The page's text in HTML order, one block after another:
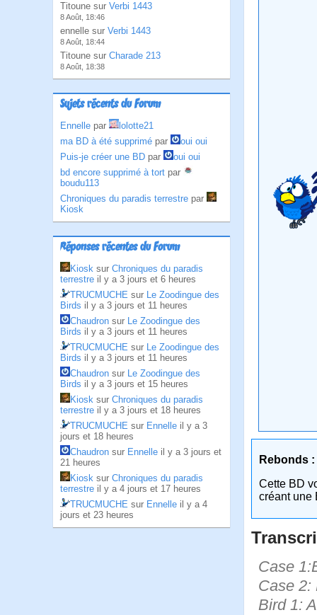
Titoune sur Verbi 1443
8 Août, 18:46
ennelle sur Verbi 1443
8 Août, 18:44
Titoune sur Charade 213
8 Août, 18:38
Sujets récents du Forum
Ennelle par
lolotte21
ma BD à été supprimé par
oui oui
Puis-je créer une BD par
oui oui
bd encore supprimé à tort par
boudu113
Chroniques du paradis terrestre par
Kiosk
Réponses récentes du Forum
Kiosk sur Chroniques du paradis
terrestre il y a 3 jours et 6 heures
TRUCMUCHE sur Le Zoodingue des
Birds il y a 3 jours et 11 heures
Chaudron sur Le Zoodingue des
Birds il y a 3 jours et 11 heures
TRUCMUCHE sur Le Zoodingue des
Birds il y a 3 jours et 11 heures
Chaudron sur Le Zoodingue des
Birds il y a 3 jours et 15 heures
Kiosk sur Chroniques du paradis
terrestre il y a 3 jours et 18 heures
TRUCMUCHE sur Ennelle il y a 3
jours et 18 heures
Chaudron sur Ennelle il y a 3 jours et
21 heures
Kiosk sur Chroniques du paradis
terrestre il y a 4 jours et 17 heures
TRUCMUCHE sur Ennelle il y a 4
jours et 23 heures
Rebonds :
Cette BD
créant une
Case
Case 2:
Bird 1: